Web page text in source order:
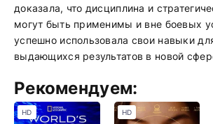
доказала, что дисциплина и
могут быть применимы и вне боевых
успешно использовала свои навыки
выдающихся результатов в новой
Рекомендуем:
HD HD